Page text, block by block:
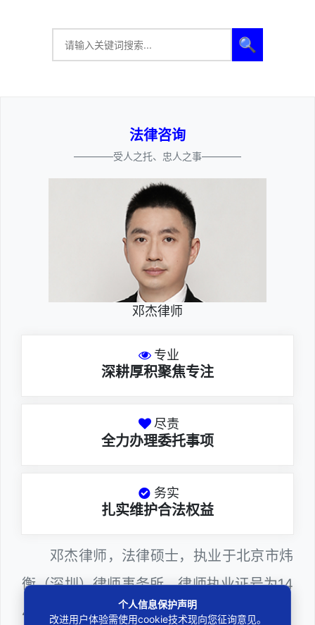
🔍
法律咨询
————受人之托、忠人之事————
邓杰律师
专业
深耕厚积聚焦专注
尽责
全力办理委托事项
务实
扎实维护合法权益
邓杰律师，法律硕士，执业于北京市炜
衡（深圳）律师事务所，律师执业证号为14
403201810022100。邓杰律师现（或曾）
个人信息保护声明
改进用户体验需使用cookie技术现向您征询意见。